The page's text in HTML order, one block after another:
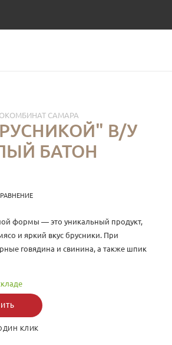
САМАРА
В/У
БАТОН
формы — это уникальный продукт,
и яркий вкус брусники. При
говядина и свинина, а также шпик
особую текстуру и насыщенный вкус.
уникальным вкусом и качеством!
КЛИК